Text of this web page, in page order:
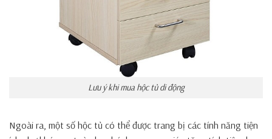
Lưu ý khi mua hộc tủ di động
Ngoài ra, một số hộc tủ có thể được trang bị các tính năng tiện